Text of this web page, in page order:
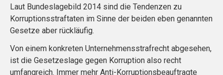
Laut Bundeslagebild 2014 sind die Tendenzen zu
Korruptionsstraftaten im Sinne der beiden eben genannten
Gesetze aber rückläufig.
Von einem konkreten Unternehmensstrafrecht abgesehen,
ist die Gesetzeslage gegen Korruption also recht
umfangreich. Immer mehr Anti-Korruptionsbeauftragte